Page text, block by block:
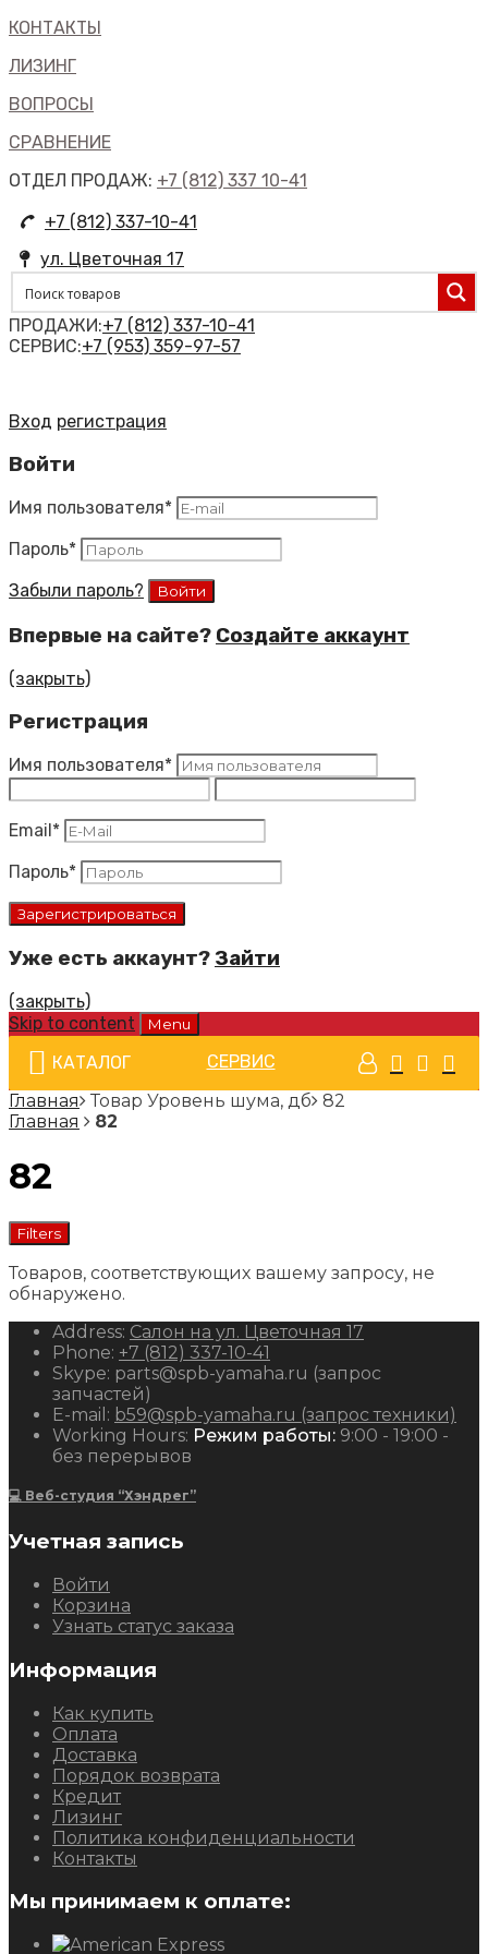
КОНТАКТЫ
ЛИЗИНГ
ВОПРОСЫ
СРАВНЕНИЕ
ОТДЕЛ ПРОДАЖ: +7 (812) 337 10-41
+7 (812) 337-10-41
ул. Цветочная 17
ПРОДАЖИ:+7 (812) 337-10-41
СЕРВИС:+7 (953) 359-97-57
Вход регистрация
Войти
Имя пользователя*
Пароль*
Забыли пароль?
Впервые на сайте? Создайте аккаунт
(закрыть)
Регистрация
Имя пользователя*
Email *
Пароль*
Уже есть аккаунт? Зайти
(закрыть)
Skip to content
Menu
КАТАЛОГ
СЕРВИС
Главная
Товар Уровень шума, дб 82
Главная
82
82
Filters
Товаров, соответствующих вашему запросу, не
обнаружено.
Address: Салон на ул. Цветочная 17
Phone: +7 (812) 337-10-41
Skype: parts@spb-yamaha.ru (запрос
запчастей)
E-mail: b59@spb-yamaha.ru (запрос техники)
Working Hours: Режим работы: 9:00 - 19:00 -
без перерывов
💻 Веб-студия “Хэндрег”
Учетная запись
Войти
Корзина
Узнать статус заказа
Информация
Как купить
Оплата
Доставка
Порядок возврата
Кредит
Лизинг
Политика конфиденциальности
Контакты
Мы принимаем к оплате: